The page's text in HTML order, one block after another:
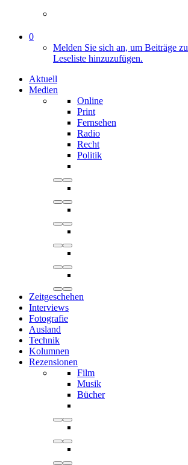
0
Melden Sie sich an, um Beiträge
Leseliste hinzuzufügen.
Aktuell
Medien
Online
Print
Fernsehen
Radio
Recht
Politik
Zeitgeschehen
Interviews
Fotografie
Ausland
Technik
Kolumnen
Rezensionen
Film
Musik
Bücher